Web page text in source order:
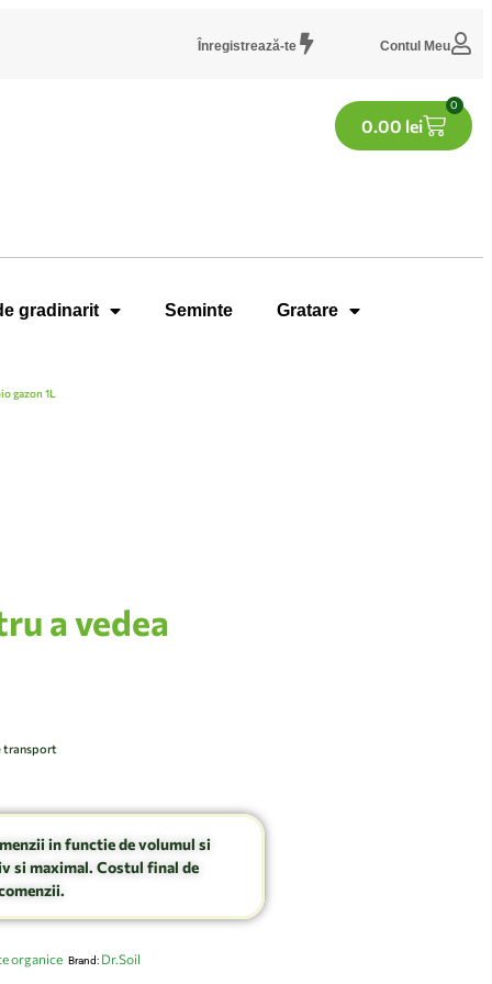
Înregistrează-te Contul Meu
0.00 lei
0
gradinarit Seminte Gratare
gazon 1L
a vedea
transport
in functie de volumul si
si maximal. Costul final de
organice Brand: Dr.Soil